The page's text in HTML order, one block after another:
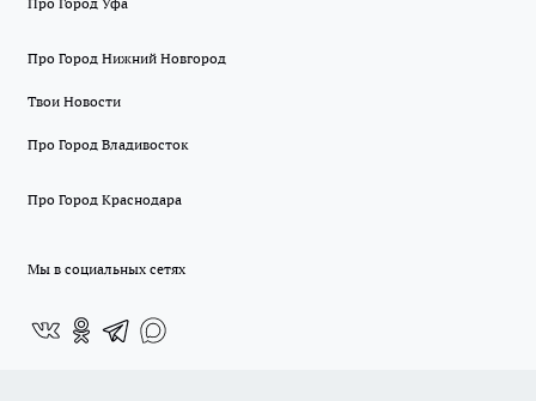
Про Город Нижний Новгород
Твои Новости
Про Город Владивосток
Про Город Краснодара
Мы в социальных сетях